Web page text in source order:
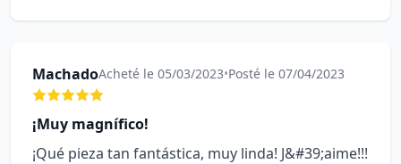
MachadoAcheté le 05/03/2023•Posté le 07/04/2023
¡Muy magnífico!
¡Qué pieza tan fantástica, muy linda! J&#39;aime!!!